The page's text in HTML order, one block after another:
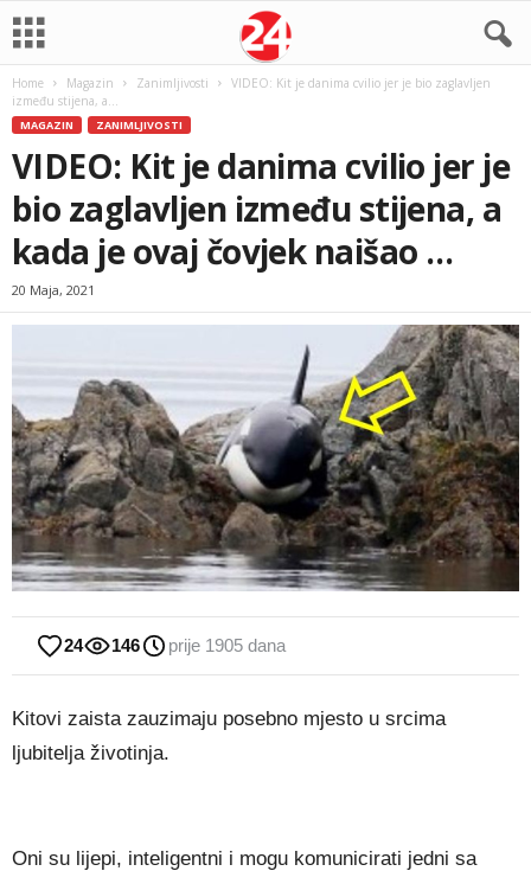
Home Magazin Zanimljivosti
VIDEO: Kit je danima cvilio jer je bio zaglavljen
između stijena, a...
MAGAZIN ZANIMLJIVOSTI
VIDEO: Kit je danima cvilio jer je
bio zaglavljen između stijena, a
kada je ovaj čovjek naišao …
20 Maja, 2021
24 146 prije 1905 dana
Kitovi zaista zauzimaju posebno mjesto u srcima
ljubitelja životinja.
Oni su lijepi, inteligentni i mogu komunicirati jedni sa